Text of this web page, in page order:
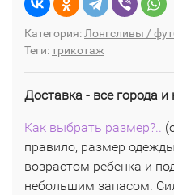
Категория: Лонгсливы /
Теги:трикотаж
Доставка - все города
Как выбрать размер?..
правило, размер
возрастом ребенка и
небольшим запасом.